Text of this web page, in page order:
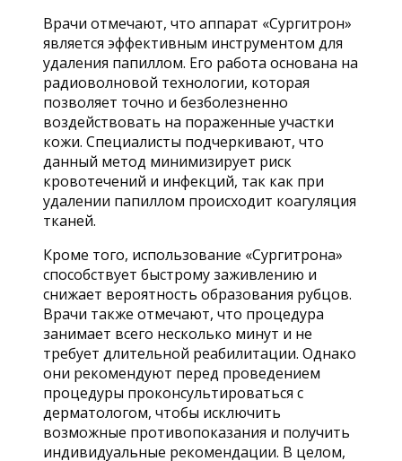
Врачи отмечают, что аппарат «Сургитрон»
является эффективным инструментом для
удаления папиллом. Его работа основана на
радиоволновой технологии, которая
позволяет точно и безболезненно
воздействовать на пораженные участки
кожи. Специалисты подчеркивают, что
данный метод минимизирует риск
кровотечений и инфекций, так как при
удалении папиллом происходит коагуляция
тканей.
Кроме того, использование «Сургитрона»
способствует быстрому заживлению и
снижает вероятность образования рубцов.
Врачи также отмечают, что процедура
занимает всего несколько минут и не
требует длительной реабилитации. Однако
они рекомендуют перед проведением
процедуры проконсультироваться с
дерматологом, чтобы исключить
возможные противопоказания и получить
индивидуальные рекомендации. В целом,